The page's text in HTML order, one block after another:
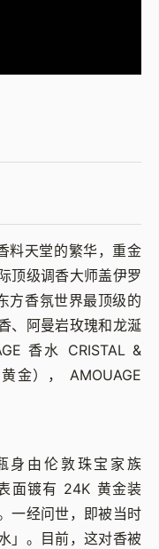
料天堂的繁华，重金
顶级调香大师盖伊罗
香氛世界最顶级的
、阿曼岩玫瑰和龙涎
香水 CRISTAL &
金）， AMOUAGE
身由伦敦珠宝家族
面镀有 24K 黄金装
一经问世，即被当时
」。目前，这对香被